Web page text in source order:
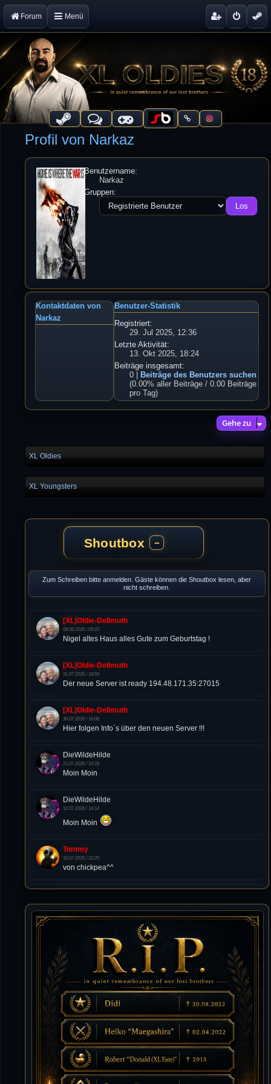
Forum Menü
Profil von Narkaz
Benutzername:
Narkaz
Gruppen:
Kontaktdaten von
Narkaz
Benutzer-Statistik
Registriert:
29. Jul 2025, 12:36
Letzte Aktivität:
13. Okt 2025, 18:24
Beiträge insgesamt:
0 |Beiträge des Benutzers suchen
(0.00% aller Beiträge / 0.00 Beiträge
pro Tag)
Gehe zu
XL Oldies
XL Youngsters
Shoutbox −
Zum Schreiben bitte anmelden. Gäste können die Shoutbox lesen, aber
nicht schreiben.
[XL]Oldie-Dellmuth
08.08.2026 / 09:22
Nigel altes Haus alles Gute zum Geburtstag !
[XL]Oldie-Dellmuth
31.07.2026 / 18:59
Der neue Server ist ready 194.48.171.35:27015
[XL]Oldie-Dellmuth
30.07.2026 / 16:08
Hier folgen Info´s über den neuen Server !!!
DieWildeHilde
21.07.2026 / 10:28
Moin Moin
DieWildeHilde
12.07.2026 / 14:14
Moin Moin
Tommy
10.07.2026 / 22:25
von chickpea^^
10.07.2026 / 22:25
Letzte Aktivität:
27. Dez 2023, 22:48
DieWildeHilde
10.07.2026 / 12:48
Happy Birthday Chickpea
DieWildeHilde
10.07.2026 / 10:08
Hallo meine Lieben!
Isimiyaki
10.07.2026 / 00:34
Alles gute chickpea